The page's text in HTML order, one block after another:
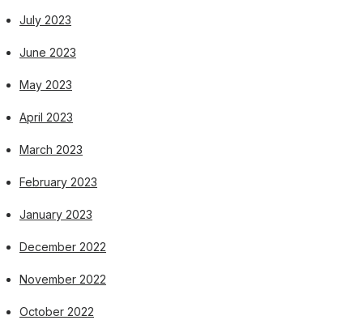
July 2023
June 2023
May 2023
April 2023
March 2023
February 2023
January 2023
December 2022
November 2022
October 2022